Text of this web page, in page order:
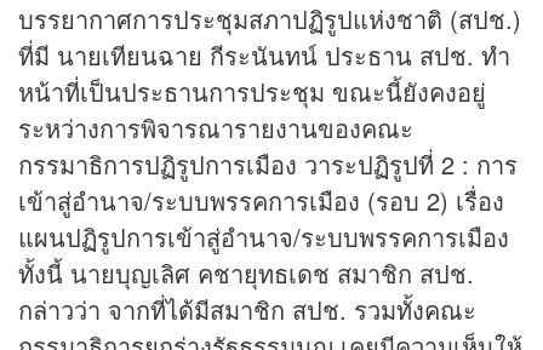
บรรยากาศการประชุมสภาปฏิรูปแห่งชาติ (สปช.)
ที่มี นายเทียนฉาย กีระนันทน์ ประธาน สปช. ทำ
หน้าที่เป็นประธานการประชุม ขณะนี้ยังคงอยู่
ระหว่างการพิจารณารายงานของคณะ
กรรมาธิการปฏิรูปการเมือง วาระปฏิรูปที่ 2 : การ
เข้าสู่อำนาจ/ระบบพรรคการเมือง (รอบ 2) เรื่อง
แผนปฏิรูปการเข้าสู่อำนาจ/ระบบพรรคการเมือง
ทั้งนี้ นายบุญเลิศ คชายุทธเดช สมาชิก สปช.
กล่าวว่า จากที่ได้มีสมาชิก สปช. รวมทั้งคณะ